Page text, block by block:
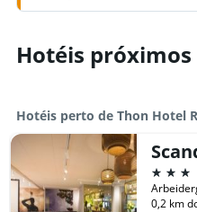
Hotéis próximos
Hotéis perto de Thon Hotel
3
0,2 km